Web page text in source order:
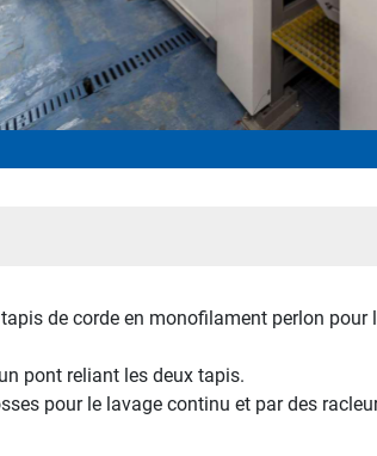
de corde en monofilament perlon
pont reliant les deux tapis.
pour le lavage continu et par des